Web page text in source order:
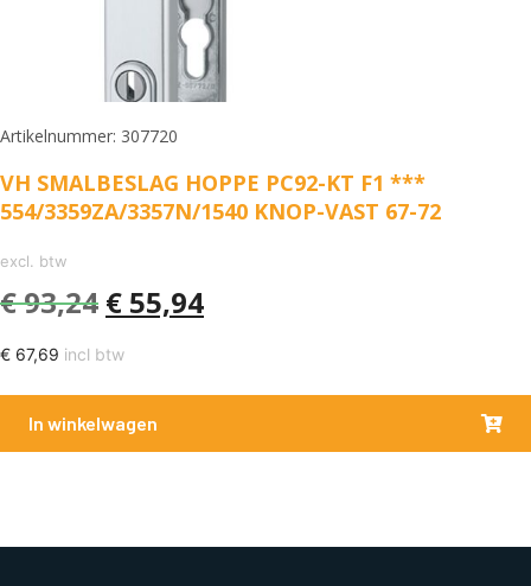
Artikelnummer: 307720
VH SMALBESLAG HOPPE PC92-KT F1 ***
554/3359ZA/3357N/1540 KNOP-VAST 67-72
excl. btw
€93,24 € 55,94
€ 67,69 incl btw
In winkelwagen